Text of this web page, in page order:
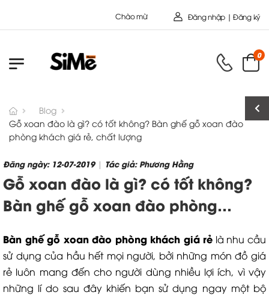
Chào mừng bạn đến với Nội Thất Toàn Cầu - Công ty cổ Phần SIMEHOME
Đăng nhập | Đăng ký
0
Blog
Gỗ xoan đào là gì? có tốt không? Bàn ghế gỗ xoan đào
phòng khách giá rẻ, chất lượng
Đăng ngày: 12-07-2019| Tác giả: Phương Hằng
Gỗ xoan đào là gì? có tốt không?
Bàn ghế gỗ xoan đào phòng
Bàn ghế gỗ xoan đào phòng khách giá rẻ là nhu cầu
sử dụng của hầu hết mọi người, bởi những món đồ giá
rẻ luôn mang đến cho người dùng nhiều lợi ích, vì vậy
những lí do sau đây khiến bạn sử dụng ngay một bộ